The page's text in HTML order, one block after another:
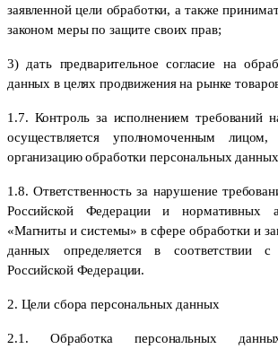
заявленной цели обработки, а также
законом меры по защите своих прав;
3) дать предварительное согласие на
данных в целях продвижения на рынке
1.7. Контроль за исполнением требований
осуществляется уполномоченным лицом,
организацию обработки персональных
1.8. Ответственность за нарушение
Российской Федерации и нормативных
«Магниты и системы» в сфере обработки и
данных определяется в соответствии с
Российской Федерации.
2. Цели сбора персональных данных
2.1. Обработка персональных данных